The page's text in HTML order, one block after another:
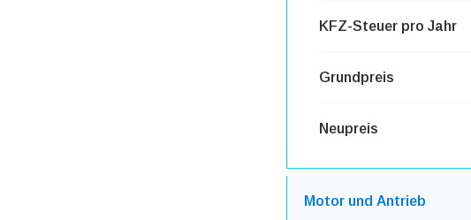
KFZ-Steuer pro Jahr
Grundpreis
Neupreis
Motor und Antrieb